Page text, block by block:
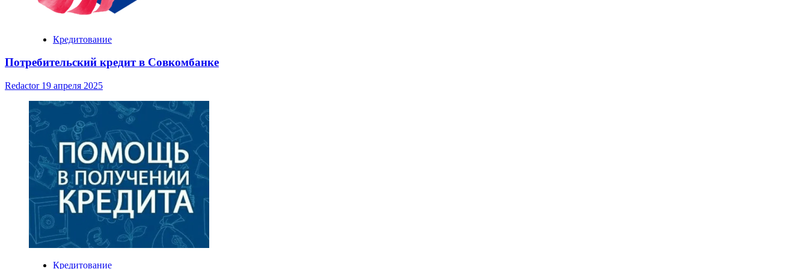
Кредитование
Потребительский кредит в Совкомбанке
Redactor 19 апреля 2025
Кредитование